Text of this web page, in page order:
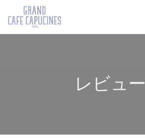
クッキー利用の管理について
レビュー